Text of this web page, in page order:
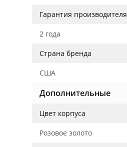
Гарантия производителя
2 года
Страна бренда
США
Дополнительные
Цвет корпуса
Розовое золото